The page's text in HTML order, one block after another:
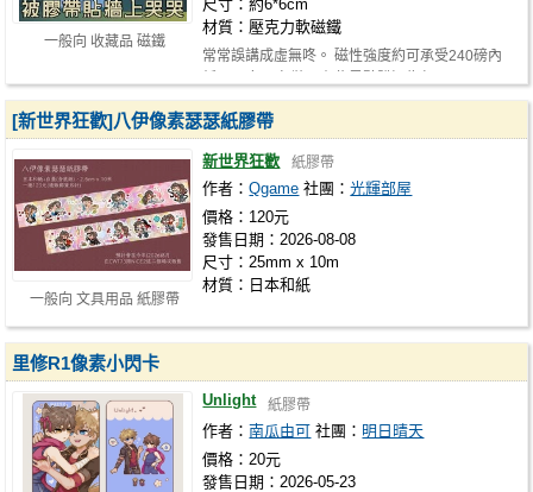
一般向 收藏品 磁鐵
尺寸：約6*6cm
材質：壓克力軟磁鐵
常常誤講成虛無咚。 磁性強度約可承受240磅內
一般向 文具用品 紙膠帶
[新世界狂歡]八伊像素瑟瑟紙膠帶
新世界狂歡 紙膠帶
作者：Qgame 社團：光輝部屋
價格：120元
發售日期：2026-08-08
尺寸：25mm x 10m
材質：日本和紙
里修R1像素小閃卡
Unlight 紙膠帶
作者：南瓜由可 社團： 明日晴天
價格：20元
發售日期：2026-05-23